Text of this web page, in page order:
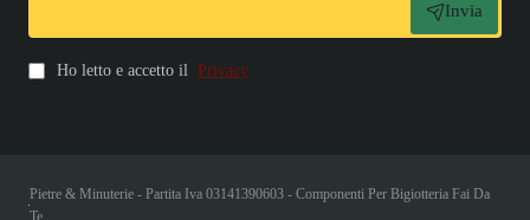
Invia
Ho letto e accetto il Privacy
Pietre & Minuterie - Partita Iva 03141390603 - Componenti Per Bigiotteria Fai Da
Te